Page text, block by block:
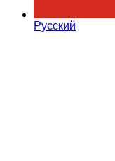
Русский